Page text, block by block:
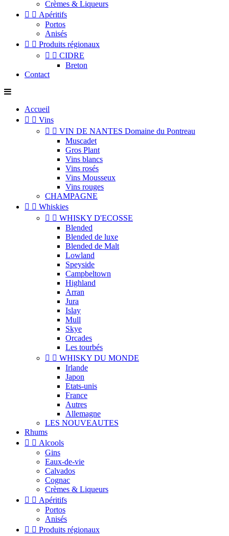
Crèmes & Liqueurs
  Apéritifs
Portos
Anisés
  Produits régionaux
  CIDRE
Breton
Contact
Accueil
  Vins
  VIN DE NANTES Domaine du Pontreau
Muscadet
Gros Plant
Vins blancs
Vins rosés
Vins Mousseux
Vins rouges
CHAMPAGNE
  Whiskies
  WHISKY D'ECOSSE
Blended
Blended de luxe
Blended de Malt
Lowland
Speyside
Campbeltown
Highland
Arran
Jura
Islay
Mull
Skye
Orcades
Les tourbés
  WHISKY DU MONDE
Irlande
Japon
Etats-unis
France
Autres
Allemagne
LES NOUVEAUTES
Rhums
  Alcools
Gins
Eaux-de-vie
Calvados
Cognac
Crèmes & Liqueurs
  Apéritifs
Portos
Anisés
  Produits régionaux